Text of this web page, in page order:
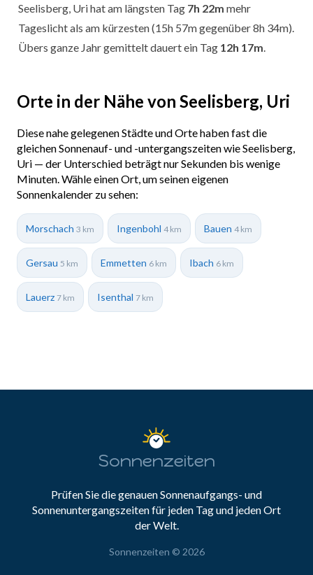
Seelisberg, Uri hat am längsten Tag 7h 22m mehr
Tageslicht als am kürzesten (15h 57m gegenüber 8h 34m).
Übers ganze Jahr gemittelt dauert ein Tag 12h 17m
Orte in der Nähe von Seelisberg, Uri
Diese nahe gelegenen Städte und Orte haben fast die
gleichen Sonnenauf- und -untergangszeiten wie Seelisberg,
Uri — der Unterschied beträgt nur Sekunden bis wenige
Minuten. Wähle einen Ort, um seinen eigenen
Sonnenkalender zu sehen:
Morschach 3 km Ingenbohl 4 km Bauen 4 km
Gersau 5 km Emmetten 6 km Ibach 6 km
Lauerz 7 km Isenthal 7 km
Sonnenzeiten
Prüfen Sie die genauen Sonnenaufgangs- und
Sonnenuntergangszeiten für jeden Tag und jeden Ort
der Welt.
Sonnenzeiten © 2026